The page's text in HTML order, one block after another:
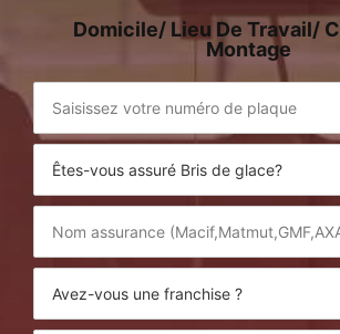
Domicile/ Lieu De Travail/
Montage